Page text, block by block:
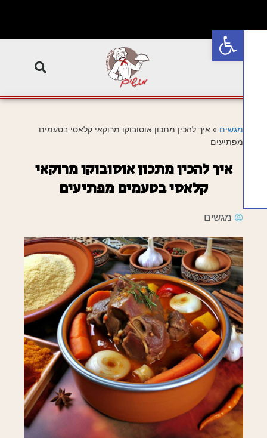
פתח סרגל נגישות
»איך להכין מתכון אוסובוקו מרוקאי קלאסי בטעמים
מפתיעים
איך להכין מתכון אוסובוקו מרוקאי
קלאסי בטעמים מפתיעים
מגשים